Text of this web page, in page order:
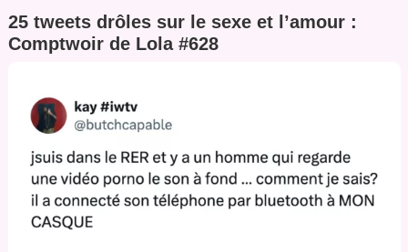
25 tweets drôles sur le sexe et l’amour :
Comptwoir de Lola #628